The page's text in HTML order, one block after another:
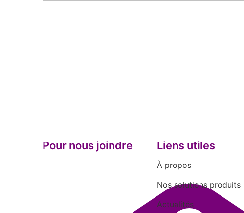
Pour nous joindre Liens utiles
À propos
Nos solutions produits
Actualités